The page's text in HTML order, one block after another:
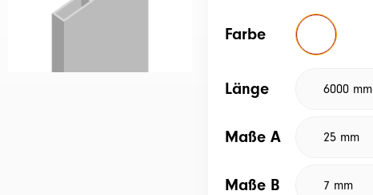
Farbe
Länge
Maße A
Maße B